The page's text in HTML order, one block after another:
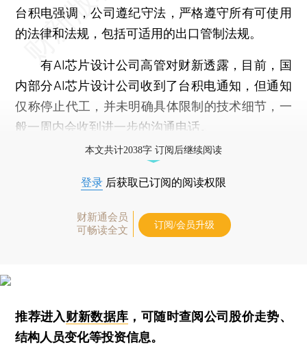
台积电强调，公司遵纪守法，严格遵守所有可使用
的法律和法规，包括可适用的出口管制法规。
有AI芯片设计公司高管对财新透露，目前，国
内部分AI芯片设计公司收到了台积电通知，但通知
仅称停止代工，并未明确具体限制的技术细节，一
般一周内会收到进一步的沟通电话。
本文共计2038字 订阅后继续阅读
登录 后获取已订阅的阅读权限
财新通会员
可畅读全文
订阅/会员升级
推荐进入财新数据库 ，可随时查阅公司股价走势、
结构人员变化等投资信息。